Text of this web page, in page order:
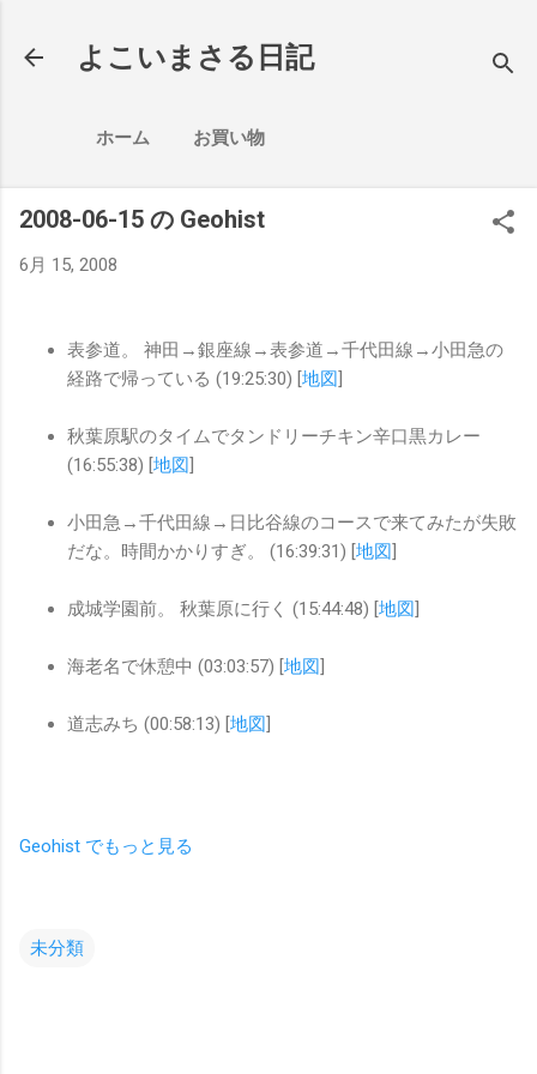
よこいまさる日記
ホーム お買い物
2008-06-15 の Geohist
6月 15, 2008
表参道。 神田→銀座線→表参道→千代田線→小田急の
経路で帰っている (19:25:30) [地図]
秋葉原駅のタイムでタンドリーチキン辛口黒カレー
(16:55:38) [地図]
小田急→千代田線→日比谷線のコースで来てみたが失敗
だな。時間かかりすぎ。 (16:39:31) [地図]
成城学園前。 秋葉原に行く (15:44:48) [地図]
海老名で休憩中 (03:03:57) [地図]
道志みち (00:58:13) [地図]
Geohist でもっと見る
未分類